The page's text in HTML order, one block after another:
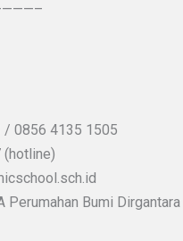
/ 0856 4135 1505
(hotline)
Perumahan Bumi